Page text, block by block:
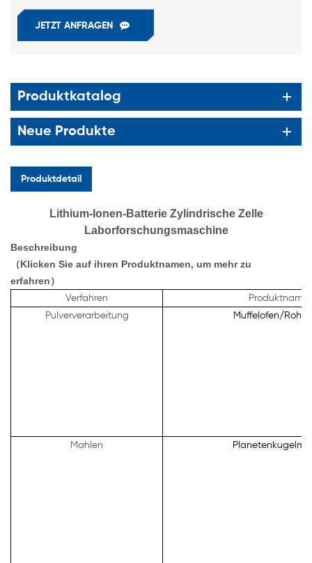
JETZT ANFRAGEN
Produktkatalog
Neue Produkte
Produktdetail
Lithium-Ionen-Batterie Zylindrische Zelle
Laborforschungsmaschine
Beschreibung
（Klicken Sie auf ihren Produktnamen, um mehr zu
erfahren）
Verfahren
Produktname
Pulververarbeitung
Muffelofen/
Mahlen